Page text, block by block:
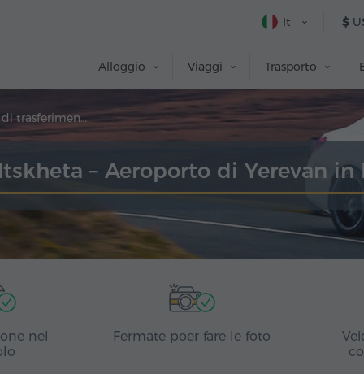
$
It
Alloggio Viaggi Trasporto
Prenotazione di trasferimento
– Aeroporto di Yerevan
nel
Fermate poer fare le foto